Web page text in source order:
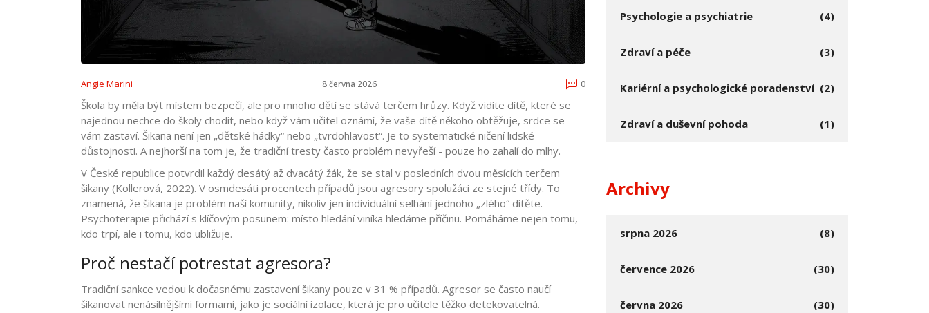
Angie Marini 8 června 2026 0
Škola by měla být místem bezpečí, ale pro mnoho dětí se stává terčem hrůzy. Když vidíte dítě, které se
najednou nechce do školy chodit, nebo když vám učitel oznámí, že vaše dítě někoho obtěžuje, srdce se
vám zastaví. Šikana není jen „dětské hádky“ nebo „tvrdohlavost“. Je to systematické ničení lidské
důstojnosti. A nejhorší na tom je, že tradiční tresty často problém nevyřeší - pouze ho zahalí do mlhy.
V České republice potvrdil každý desátý až dvacátý žák, že se stal v posledních dvou měsících terčem
šikany (Kollerová, 2022). V osmdesáti procentech případů jsou agresory spolužáci ze stejné třídy. To
znamená, že šikana je problém naší komunity, nikoliv jen individuální selhání jednoho „zlého“ dítěte.
Psychoterapie přichází s klíčovým posunem: místo hledání viníka hledáme příčinu. Pomáháme nejen tomu,
kdo trpí, ale i tomu, kdo ubližuje.
Proč nestačí potrestat agresora?
Tradiční sankce vedou k dočasnému zastavení šikany pouze v 31 % případů. Agresor se často naučí
šikanovat nenásilnějšími formami, jako je sociální izolace, která je pro učitele těžko detekovatelná.
Psychologie a psychiatrie (4)
Zdraví a péče (3)
Kariérní a psychologické poradenství (2)
Zdraví a duševní pohoda (1)
Archivy
srpna 2026 (8)
července 2026 (30)
června 2026 (30)